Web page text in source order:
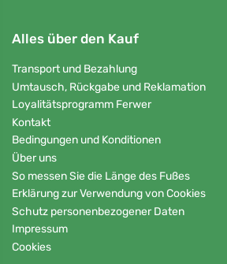
Alles über den Kauf
Transport und Bezahlung
Umtausch, Rückgabe und Reklamation
Loyalitätsprogramm Ferwer
Kontakt
Bedingungen und Konditionen
Über uns
So messen Sie die Länge des Fußes
Erklärung zur Verwendung von Cookies
Schutz personenbezogener Daten
Impressum
Cookies